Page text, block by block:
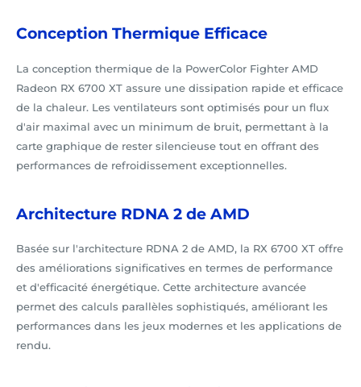
Conception Thermique Efficace
La conception thermique de la PowerColor Fighter AMD
Radeon RX 6700 XT assure une dissipation rapide et efficace
de la chaleur. Les ventilateurs sont optimisés pour un flux
d'air maximal avec un minimum de bruit, permettant à la
carte graphique de rester silencieuse tout en offrant des
performances de refroidissement exceptionnelles.
Architecture RDNA 2 de AMD
Basée sur l'architecture RDNA 2 de AMD, la RX 6700 XT offre
des améliorations significatives en termes de performance
et d'efficacité énergétique. Cette architecture avancée
permet des calculs parallèles sophistiqués, améliorant les
performances dans les jeux modernes et les applications de
rendu.